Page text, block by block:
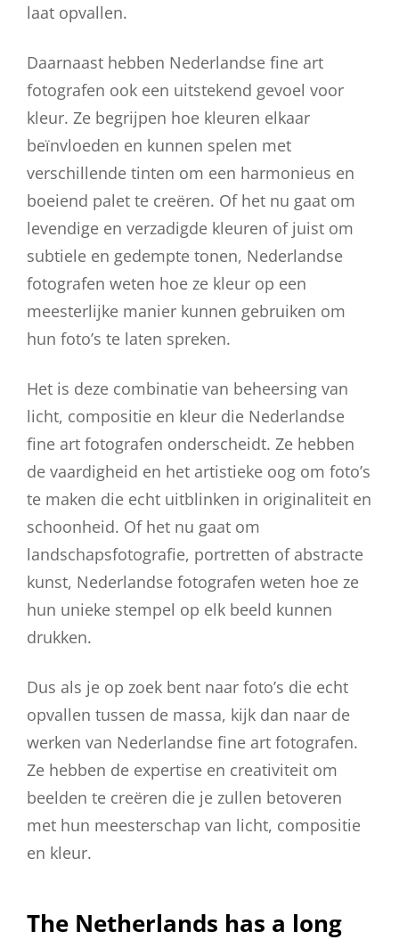
laat opvallen.
Daarnaast hebben Nederlandse fine art
fotografen ook een uitstekend gevoel voor
kleur. Ze begrijpen hoe kleuren elkaar
beïnvloeden en kunnen spelen met
verschillende tinten om een harmonieus en
boeiend palet te creëren. Of het nu gaat om
levendige en verzadigde kleuren of juist om
subtiele en gedempte tonen, Nederlandse
fotografen weten hoe ze kleur op een
meesterlijke manier kunnen gebruiken om
hun foto’s te laten spreken.
Het is deze combinatie van beheersing van
licht, compositie en kleur die Nederlandse
fine art fotografen onderscheidt. Ze hebben
de vaardigheid en het artistieke oog om foto’s
te maken die echt uitblinken in originaliteit en
schoonheid. Of het nu gaat om
landschapsfotografie, portretten of abstracte
kunst, Nederlandse fotografen weten hoe ze
hun unieke stempel op elk beeld kunnen
drukken.
Dus als je op zoek bent naar foto’s die echt
opvallen tussen de massa, kijk dan naar de
werken van Nederlandse fine art fotografen.
Ze hebben de expertise en creativiteit om
beelden te creëren die je zullen betoveren
met hun meesterschap van licht, compositie
en kleur.
The Netherlands has a long